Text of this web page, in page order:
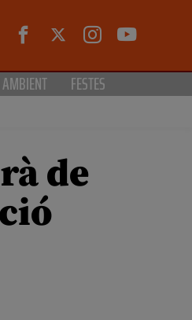
FESTES
de